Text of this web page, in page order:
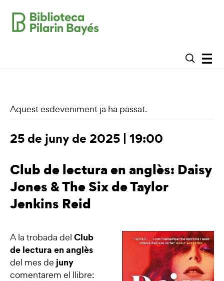
Aquest esdeveniment ja ha passat.
25 de juny de 2025 | 19:00
Club de lectura en anglès: Daisy
Jones & The Six de Taylor
Jenkins Reid
A la trobada del Club
de lectura en anglès
del mes de juny
comentarem el llibre: